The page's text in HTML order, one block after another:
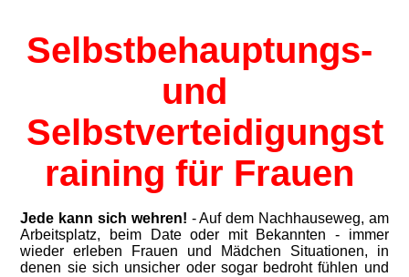
Selbstbehauptungs-
und
Selbstverteidigungst
raining für Frauen
Jede kann sich wehren! - Auf dem Nachhauseweg, am
Arbeitsplatz, beim Date oder mit Bekannten - immer
wieder erleben Frauen und Mädchen Situationen, in
denen sie sich unsicher oder sogar bedroht fühlen und